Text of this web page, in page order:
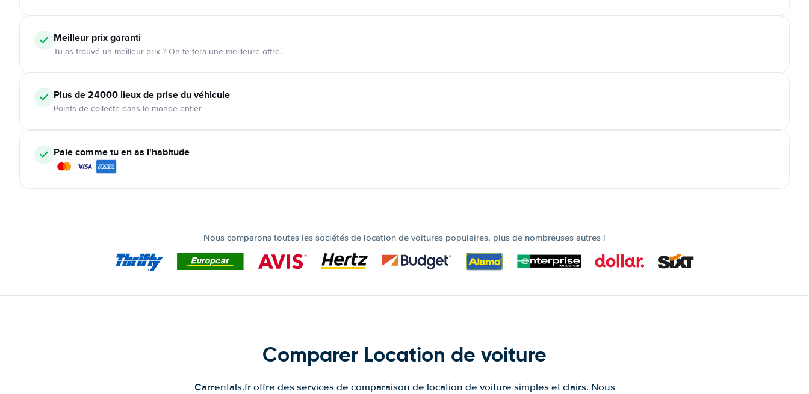
Meilleur prix garanti
Tu as trouvé un meilleur prix ? On te fera une meilleure offre.
Plus de 24000 lieux de prise du véhicule
Points de collecte dans le monde entier
Paie comme tu en as l'habitude
Nous comparons toutes les sociétés de location de voitures populaires, plus de nombreuses autres !
Comparer Location de voiture
Carrentals.fr offre des services de comparaison de location de voiture simples et clairs. Nous